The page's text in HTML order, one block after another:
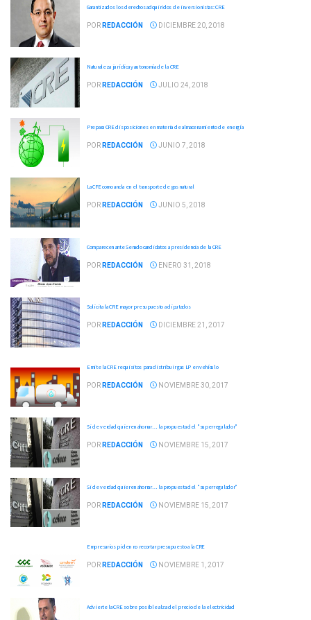
Garantizados los derechos adquiridos de inversionistas: CRE
POR REDACCIÓN DICIEMBRE 20, 2018
Naturaleza jurídica y autonomía de la CRE
POR REDACCIÓN JULIO 24, 2018
Prepara CRE disposiciones en materia de almacenamiento de energía
POR REDACCIÓN JUNIO 7, 2018
La CFE como ancla en el transporte de gas natural
POR REDACCIÓN JUNIO 5, 2018
Comparecen ante Senado candidatos a presidencia de la CRE
POR REDACCIÓN ENERO 31, 2018
Solicita la CRE mayor presupuesto a diputados
POR REDACCIÓN DICIEMBRE 21, 2017
Emite la CRE requisitos para distribuir gas LP en vehículo
POR REDACCIÓN NOVIEMBRE 30, 2017
Si de verdad quieren ahorrar… la propuesta del "superregulador"
POR REDACCIÓN NOVIEMBRE 15, 2017
Si de verdad quieren ahorrar… la propuesta del "superregulador"
POR REDACCIÓN NOVIEMBRE 15, 2017
Empresarios piden no recortar presupuesto a la CRE
POR REDACCIÓN NOVIEMBRE 1, 2017
Advierte la CRE sobre posible alza del precio de la electricidad